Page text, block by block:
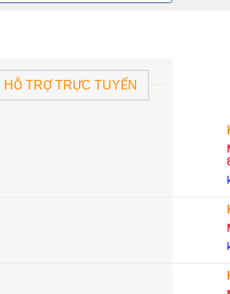
HỖ TRỢ TRỰC TUYẾN